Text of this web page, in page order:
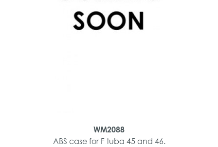
WM2088
ABS case for F tuba 45 and 46.